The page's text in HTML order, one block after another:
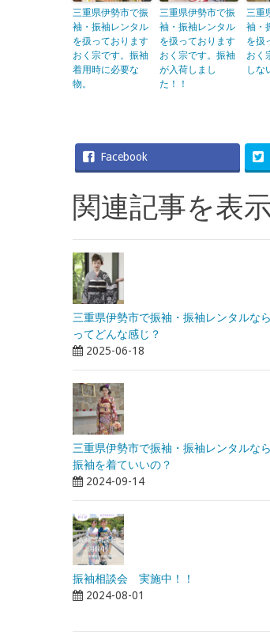
三重県伊勢市で振
袖・振袖レンタル
を扱っております
おく宗です。振袖
着用時に必要な
物。
三重県伊勢市で振
袖・振袖レンタル
を扱っております
おく宗です。振袖
が入荷しまし
た！！
三重
袖・
を扱
おく
しな
Facebook
関連記事を表
三重県伊勢市で振袖・振袖レンタルな
ってどんな感じ？
2025-06-18
三重県伊勢市で振袖・振袖レンタルな
振袖を着ていいの？
2024-09-14
振袖相談会 実施中！！
2024-08-01